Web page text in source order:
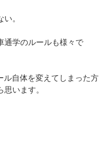
。
通学のルールも様々で
ル自体を変えてしまった方
います。